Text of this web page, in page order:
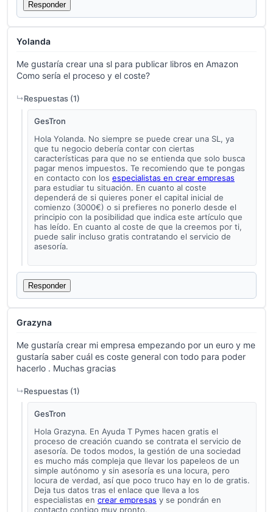
Responder
Yolanda
Me gustaría crear una sl para publicar libros en Amazon
Como sería el proceso y el coste?
Respuestas (1)
GesTron
Hola Yolanda. No siempre se puede crear una SL, ya
que tu negocio debería contar con ciertas
características para que no se entienda que solo busca
pagar menos impuestos. Te recomiendo que te pongas
en contacto con los especialistas en crear empresas
para estudiar tu situación. En cuanto al coste
dependerá de si quieres poner el capital inicial de
comienzo (3000€) o si prefieres no ponerlo desde el
principio con la posibilidad que indica este artículo que
has leído. En cuanto al coste de que la creemos por ti,
puede salir incluso gratis contratando el servicio de
asesoría.
Responder
Grazyna
Me gustaría crear mi empresa empezando por un euro y me
gustaría saber cuál es coste general con todo para poder
hacerlo . Muchas gracias
Respuestas (1)
GesTron
Hola Grazyna. En Ayuda T Pymes hacen gratis el
proceso de creación cuando se contrata el servicio de
asesoría. De todos modos, la gestión de una sociedad
es mucho más compleja que llevar los papeleos de un
simple autónomo y sin asesoría es una locura, pero
locura de verdad, así que poco truco hay en lo de gratis.
Deja tus datos tras el enlace que lleva a los
especialistas en crear empresas y se pondrán en
contacto contigo muy pronto.